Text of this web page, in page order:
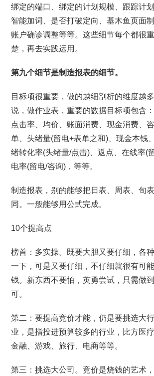
绑定的端口、绑定的计划规模、跟踪计
智能加词、是否打破定向、基木鱼页面
账户确诊调整等等。这些细节每个都很
楚，再去实践运用。
第九个细节是制造报表的细节。
目标项很重要，做的越细剖析的维度越
说，做作业表，重要的数据目标项包含
点击率、均价、账面消费、现金消费、
单、头绪量(留电+表单之和)、现金本钱
绪转化率(头绪量/点击)、返点、在线率(
电率(留电/咨询)，等等。
制造报表，别的能够把日表、周表、旬
同。一般能够用公式完成。
10个提高点
榜首：多实操。既要大胆又要仔细，各
一下，可是又要仔细，不仔细就很有可
钱。新东西不要怕，英勇尝试，只需做
可。
第二：要提高竞价才能，仍是要挑选大
业，是指投进预算较多的行业，比方医
金融、游戏、旅行、电商等等。
第三：挑选大公司。竞价是烧钱的艺术